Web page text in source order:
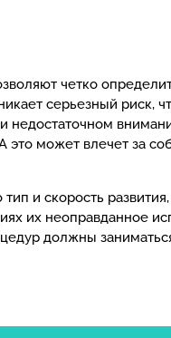
четко
серьезный риск,
может влечет за
и скорость
их неоправданное
должны